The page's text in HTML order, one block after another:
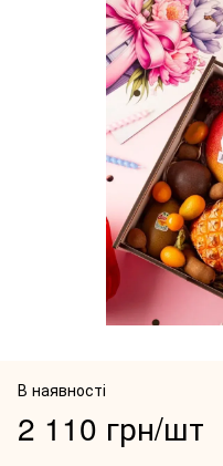
В наявності
2 110 грн/шт